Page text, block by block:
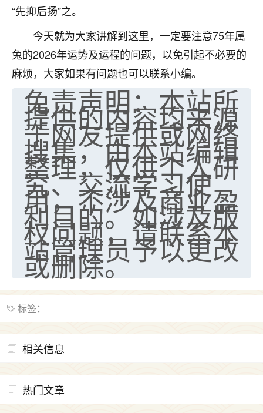
“先抑后扬”之。
今天就为大家讲解到这里，一定要注意75年属
兔的2026年运势及运程的问题，以免引起不必要的
麻烦，大家如果有问题也可以联系小编。
免责声明：本站所
提供的内容均来源
于网友提供或网络
搜集，由本站编辑
整理，仅供个人研
究、交流学习使
用，不涉及商业盈
利目的。如涉及版
权问题，请联系本
站管理员予以更改
或删除。
标签：
相关信息
热门文章
优秀的张同学
老师收徒吗？？我对这些很感兴趣
2天前 来自山西 15